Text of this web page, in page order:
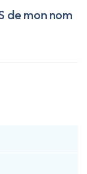
de mon nom